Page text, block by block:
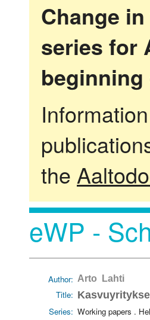
Change
series for
beginning
the
eWP -
Author: Arto Lahti
Title:
Series: Working papers .